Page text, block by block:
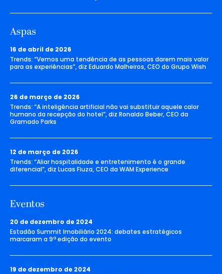
Aspas
16 de abril de 2026
Trends: “Vemos uma tendência de as pessoas darem mais valor
para as experiências”, diz Eduardo Malheiros, CEO do Grupo Wish
26 de março de 2026
Trends: “A inteligência artificial não vai substituir aquele calor
humano da recepção do hotel”, diz Ronaldo Beber, CEO da
Gramado Parks
12 de março de 2026
Trends: “Aliar hospitalidade e entretenimento é o grande
diferencial”, diz Lucas Fiuza, CEO da WAM Experience
Eventos
20 de dezembro de 2024
Estadão Summit Imobiliário 2024: debates estratégicos
marcaram a 9ª edição do evento
19 de dezembro de 2024